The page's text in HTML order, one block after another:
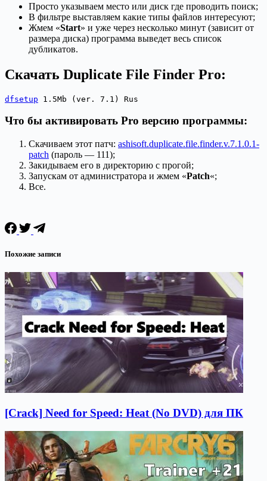
Просто указываем место или диск где проводить поиск;
В фильтре выставляем какие типы файлов интересуют;
Жмем «Start» и уже через несколько минут (зависит от
размера диска) программа выведет весь список
дубликатов.
Скачать Duplicate File Finder Pro:
dfsetup 1.5Mb (ver. 7.1) Rus
Что бы активировать Pro версию программы:
Скачиваем этот патч: ashisoft.duplicate.file.finder.v.7.1.0.1-
patch (пароль — 111);
Закидываем его в директорию с прогой;
Запускам от администратора и жмем «Patch«;
Все.
Похожие записи
[Crack] Need for Speed: Heat (No DVD) для ПК